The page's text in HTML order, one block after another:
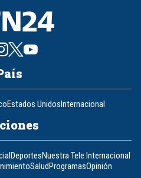
Estados UnidosInternacional
DeportesNuestra Tele Internacional
SaludProgramasOpinión